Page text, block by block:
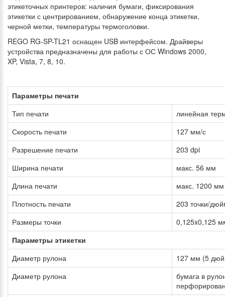
этикеточных принтеров: наличия бумаги, фиксирования
этикетки с центрированием, обнаружение конца этикетки,
черной метки, температуры термоголовки.
REGO RG-SP-TL21 оснащен USB интерфейсом. Драйверы
устройства предназначены для работы с ОС Windows 2000,
XP, Vista, 7, 8, 10.
Параметры печати
Тип печати
линейная
Скорость печати
127 мм/с
Разрешение печати
203 dpi
Ширина печати
макс. 56 мм
Длина печати
макс. 1200 мм
Плотность печати
203 точки/
Размеры точки
0,125x0,125
Параметры этикетки
Диаметр рулона
127 мм (5
Диаметр рулона
бумага в